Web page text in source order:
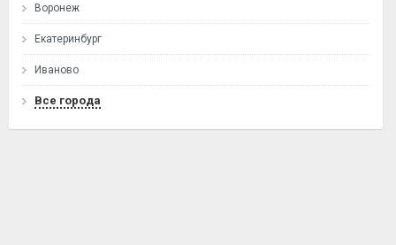
Воронеж
Екатеринбург
Иваново
Все города